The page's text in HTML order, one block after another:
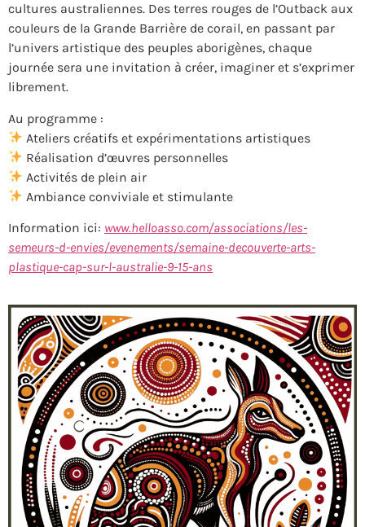
cultures australiennes. Des terres rouges de l’Outback aux
couleurs de la Grande Barrière de corail, en passant par
l’univers artistique des peuples aborigènes, chaque
journée sera une invitation à créer, imaginer et s’exprimer
librement.
Au programme :
Ateliers créatifs et expérimentations artistiques
Réalisation d’œuvres personnelles
Activités de plein air
Ambiance conviviale et stimulante
Information ici: www.helloasso.com/associations/les-
semeurs-d-envies/evenements/semaine-decouverte-arts-
plastique-cap-sur-l-australie-9-15-ans